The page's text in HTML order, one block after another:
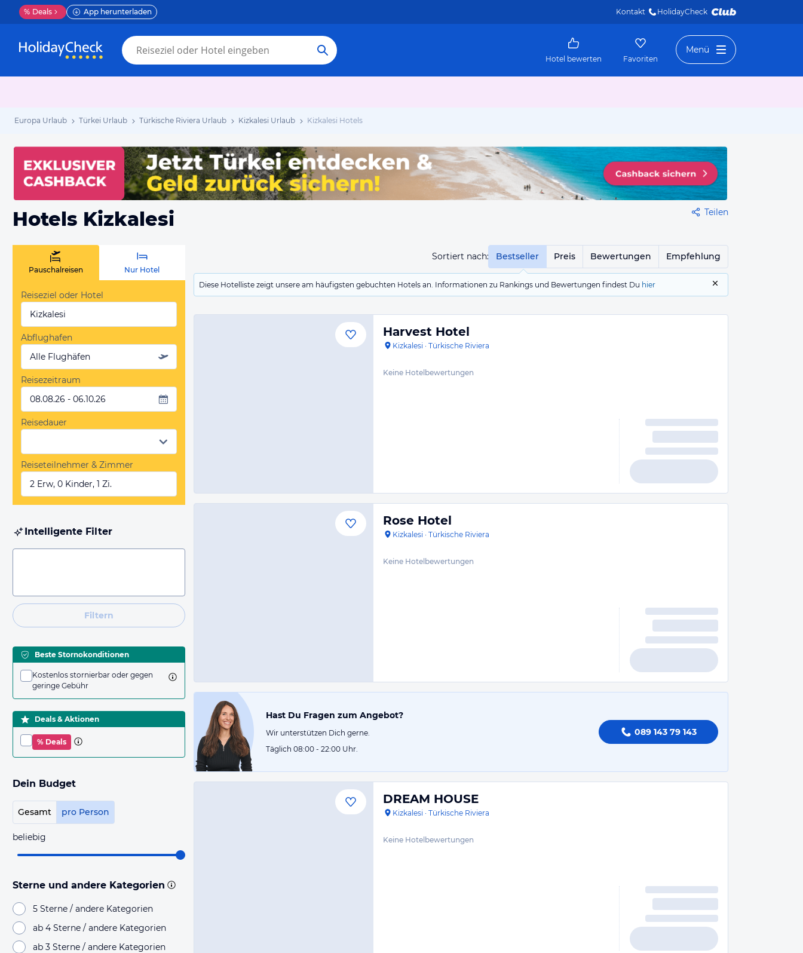
% Deals App herunterladen Kontakt HolidayCheck
Hotel bewerten Favoriten
Menü
Europa Urlaub Türkei Urlaub Türkische Riviera Urlaub Kizkalesi Urlaub Kizkalesi Hotels
Hotels Kizkalesi Teilen
Sortiert nach: Bestseller Preis Bewertungen Empfehlung
Diese Hotelliste zeigt unsere am häufigsten gebuchten Hotels an. Informationen zu Rankings und Bewertungen findest Du hier
Pauschalreisen Nur Hotel
Reiseziel oder Hotel
Kizkalesi
Abflughafen
Alle Flughäfen
Reisezeitraum
08.08.26 - 06.10.26
Reisedauer
Reiseteilnehmer & Zimmer
2 Erw, 0 Kinder, 1 Zi.
Intelligente Filter
Filtern
Beste Stornokonditionen
Kostenlos stornierbar oder gegen
geringe Gebühr
Deals & Aktionen
% Deals
Dein Budget
Gesamt pro Person
beliebig
Sterne und andere Kategorien
5 Sterne / andere Kategorien
ab 4 Sterne / andere Kategorien
ab 3 Sterne / andere Kategorien
Harvest Hotel
Kizkalesi · Türkische Riviera
Keine Hotelbewertungen
Rose Hotel
Kizkalesi · Türkische Riviera
Keine Hotelbewertungen
Hast Du Fragen zum Angebot?
Wir unterstützen Dich gerne.
Täglich 08:00 - 22:00 Uhr.
089 143 79 143
DREAM HOUSE
Kizkalesi · Türkische Riviera
Keine Hotelbewertungen